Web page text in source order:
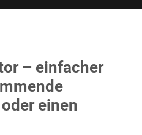
– einfacher
einen